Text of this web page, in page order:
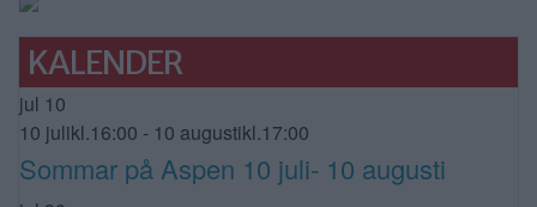
KALENDER
jul 10
10 julikl.16:00 - 10 augustikl.17:00
Sommar på Aspen 10 juli- 10 augusti